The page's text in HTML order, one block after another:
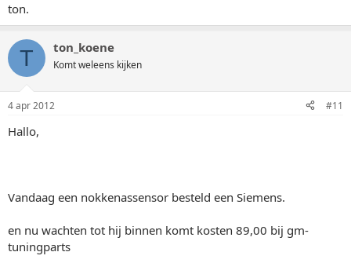
ton.
T ton_koene
Komt weleens kijken
4 apr 2012 #11
Hallo,
Vandaag een nokkenassensor besteld een Siemens.
en nu wachten tot hij binnen komt kosten 89,00 bij gm-
tuningparts